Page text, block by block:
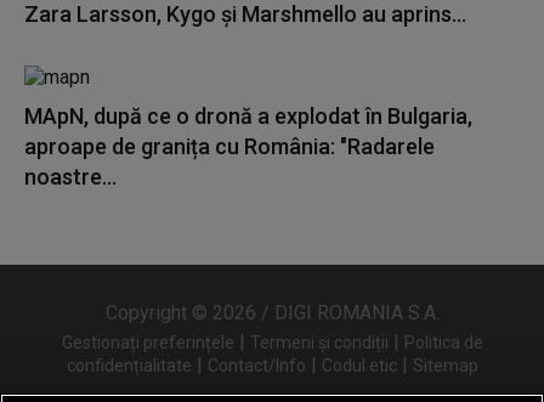
Zara Larsson, Kygo și Marshmello au aprins...
MApN, după ce o dronă a explodat în Bulgaria,
aproape de granița cu România: "Radarele
noastre...
Copyright © 2026 / DIGI ROMANIA S.A.
Gestionați preferințele | Termeni și condiții | Politica de
confidențialitate | Contact/Info | Codul etic | Sitemap